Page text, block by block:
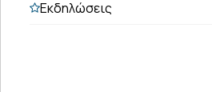
Εκδηλώσεις